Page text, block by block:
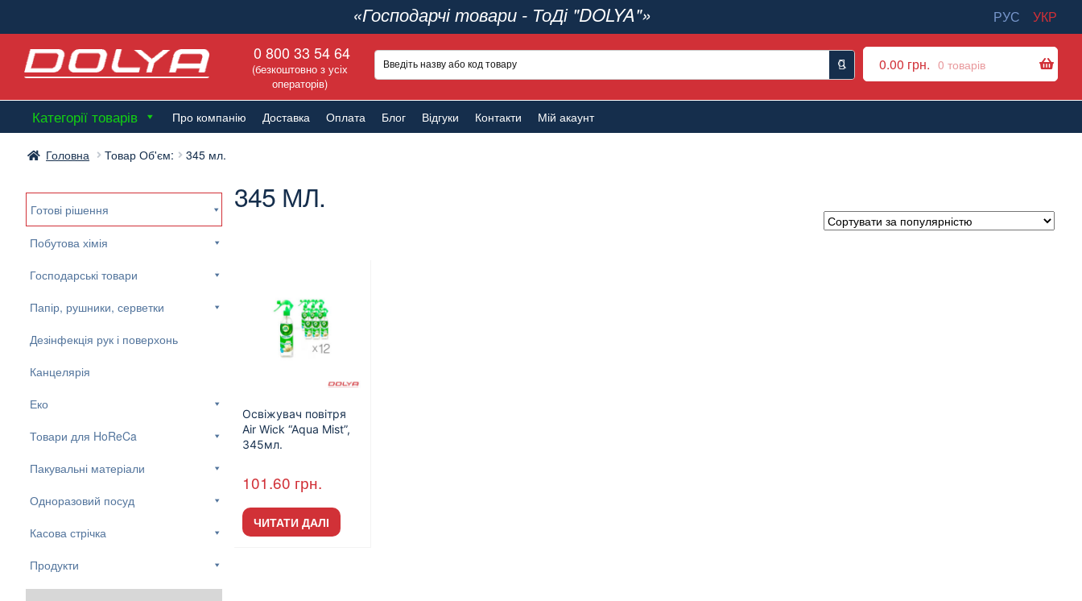
«Господарчі товари - ТоДі "DOLYA"» РУС
УКР
до
навігації
до
вмісту
0 800 33 54 64
(безкоштовно з усіх
операторів)
0.00 грн. 0 товарів
Категорії товарів Про компанію Доставка Оплата Блог Відгуки Контакти Мій акаунт
Головна Товар Об'єм: 345 мл.
345 МЛ.
Освіжувач повітря
Air Wick “Aqua Mist”,
345мл.
101.60 грн.
ЧИТАТИ ДАЛІ
Готові рішення
Побутова хімія
Господарські товари
Папір, рушники, серветки
Дезінфекція рук і поверхонь
Канцелярія
Еко
Товари для HoReCa
Пакувальні матеріали
Одноразовий посуд
Касова стрічка
Продукти